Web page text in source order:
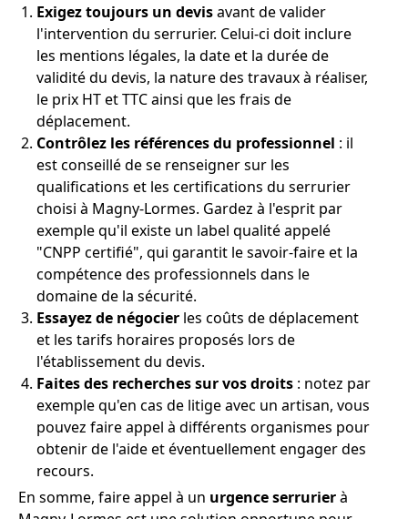
Exigez toujours un devisavant de valider
l'intervention du serrurier. Celui-ci doit inclure
les mentions légales, la date et la durée de
validité du devis, la nature des travaux à réaliser,
le prix HT et TTC ainsi que les frais de
déplacement.
Contrôlez les références du professionnel : il
est conseillé de se renseigner sur les
qualifications et les certifications du serrurier
choisi à Magny-Lormes. Gardez à l'esprit par
exemple qu'il existe un label qualité appelé
"CNPP certifié", qui garantit le savoir-faire et la
compétence des professionnels dans le
domaine de la sécurité.
Essayez de négocier les coûts de déplacement
et les tarifs horaires proposés lors de
l'établissement du devis.
Faites des recherches sur vos droits : notez par
exemple qu'en cas de litige avec un artisan, vous
pouvez faire appel à différents organismes pour
obtenir de l'aide et éventuellement engager des
recours.
En somme, faire appel à un urgence serrurierà